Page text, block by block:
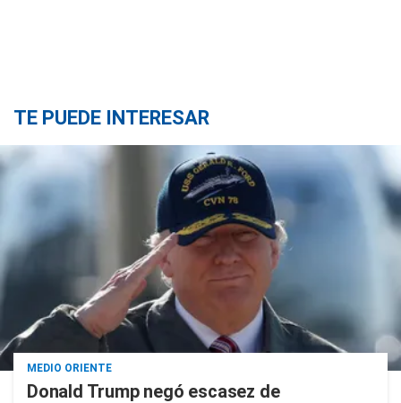
TE PUEDE INTERESAR
MEDIO ORIENTE
Donald Trump negó escasez de